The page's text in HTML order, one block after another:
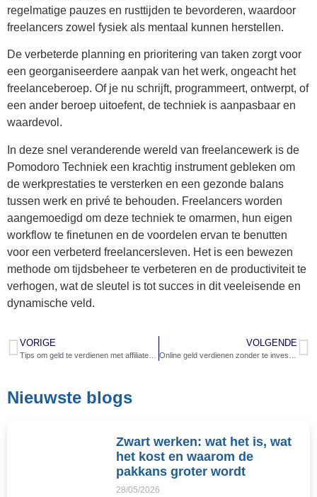
regelmatige pauzes en rusttijden te bevorderen, waardoor
freelancers zowel fysiek als mentaal kunnen herstellen.
De verbeterde planning en prioritering van taken zorgt voor
een georganiseerdere aanpak van het werk, ongeacht het
freelanceberoep. Of je nu schrijft, programmeert, ontwerpt, of
een ander beroep uitoefent, de techniek is aanpasbaar en
waardevol.
In deze snel veranderende wereld van freelancewerk is de
Pomodoro Techniek een krachtig instrument gebleken om
de werkprestaties te versterken en een gezonde balans
tussen werk en privé te behouden. Freelancers worden
aangemoedigd om deze techniek te omarmen, hun eigen
workflow te finetunen en de voordelen ervan te benutten
voor een verbeterd freelancersleven. Het is een bewezen
methode om tijdsbeheer te verbeteren en de productiviteit te
verhogen, wat de sleutel is tot succes in dit veeleisende en
dynamische veld.
VORIGE VOLGENDE
Nieuwste blogs
Zwart werken: wat het is, wat
het kost en waarom de
pakkans groter wordt
28/05/2026